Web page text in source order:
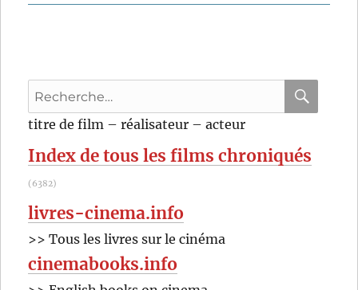
The
Recherche
pour
:
titre de film – réalisateur – acteur
Index de tous les films chroniqués
(6382)
livres-cinema.info
>> Tous les livres sur le cinéma
cinemabooks.info